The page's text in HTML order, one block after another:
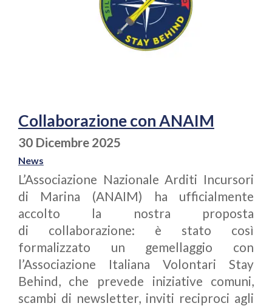
Collaborazione con ANAIM
30 Dicembre 2025
News
L’Associazione Nazionale Arditi Incursori
di Marina (ANAIM) ha ufficialmente
accolto la nostra proposta
di collaborazione: è stato così
formalizzato un gemellaggio con
l’Associazione Italiana Volontari Stay
Behind, che prevede iniziative comuni,
scambi di newsletter, inviti reciproci agli